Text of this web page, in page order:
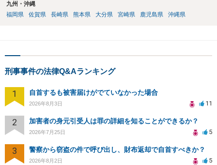
九州・沖縄
福岡県
佐賀県 長崎県 熊本県 大分県 宮崎県 鹿児島県 沖縄県
刑事事件の法律Q&Aランキング
1 自首するも被害届けがでていなかった場合
2026年8月3日 11
2 加害者の身元引受人は罪の詳細を知ることができるか？
2026年7月25日 5
3 警察から窃盗の件で呼び出し、財布返却で自首すべきか？
2026年8月2日 5